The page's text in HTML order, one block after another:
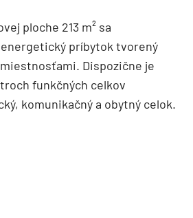
ploche 213 m² sa
príbytok tvorený
Dispozične je
funkčných celkov
komunikačný a obytný celok.